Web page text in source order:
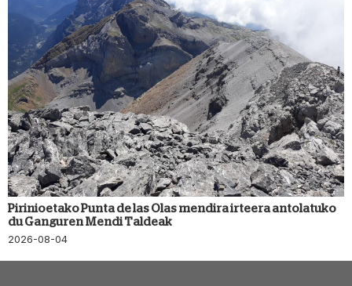
Pirinioetako Punta de las Olas mendira irteera antolatuko
du Ganguren Mendi Taldeak
2026-08-04